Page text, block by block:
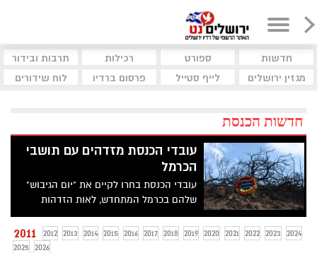
חדשות ספורט רכילות
תרבות ובידור
מגזין ירושלים
לייף סטייל פרסום ברדיו לוח שידורים
חדשות הכנסת
עובדי הכנסת מזדהים עם תושבי
הכרמל
עובדי הכנסת בחרו לקיים את "יום הגיבוש"
שלהם בכרמל המתחדש, לאות הזדהות
והפגנת תמיכה בתושבי האזור
2011 2012 2013 2014 2015 2016 2017 2018 2019 2020 2021 2022 2023
2024
2025
2026